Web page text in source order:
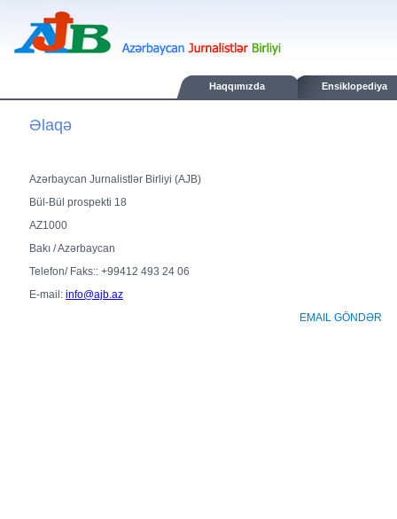
Haqqımızda Ensiklopediya
Əlaqə
Azərbaycan Jurnalistlər Birliyi (AJB)
Bül-Bül prospekti 18
AZ1000
Bakı / Azərbaycan
Telefon/ Faks:: +99412 493 24 06
E-mail: info@ajb.az
EMAIL GÖNDƏR